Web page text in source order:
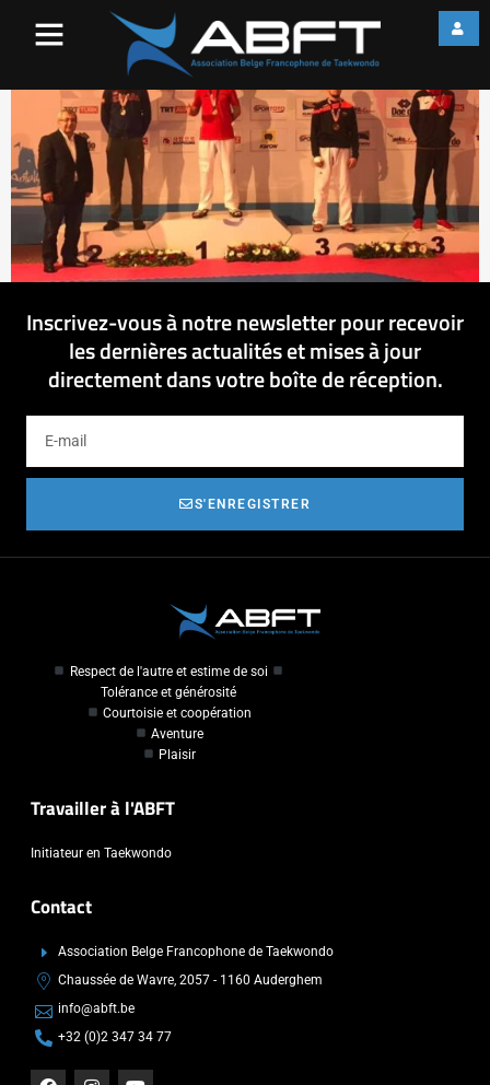
Inscrivez-vous à notre newsletter pour recevoir
les dernières actualités et mises à jour
directement dans votre boîte de réception.
S'ENREGISTRER
Respect de l'autre et estime de soi
Tolérance et générosité
Courtoisie et coopération
Aventure
Plaisir
Travailler à l'ABFT
Initiateur en Taekwondo
Contact
Association Belge Francophone de Taekwondo
Chaussée de Wavre, 2057 - 1160 Auderghem
info@abft.be
+32 (0)2 347 34 77